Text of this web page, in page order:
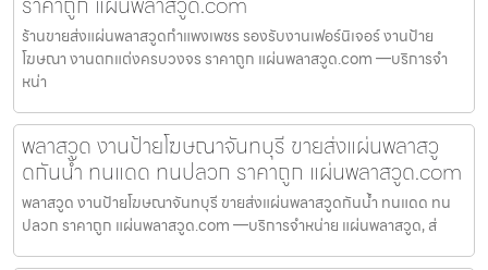
ร้านขายส่งแผ่นพลาสวูดกำแพงเพชร รองรับงานเฟอร์นิเจอร์ งานป้าย
โฆษณา งานตกแต่งครบวงจร ราคาถูก แผ่นพลาสวูด.com —บริการจำ
หน่า
พลาสวูด งานป้ายโฆษณาจันทบุรี ขายส่งแผ่นพลาสวู
ดกันน้ำ ทนแดด ทนปลวก ราคาถูก แผ่นพลาสวูด.com
พลาสวูด งานป้ายโฆษณาจันทบุรี ขายส่งแผ่นพลาสวูดกันน้ำ ทนแดด ทน
ปลวก ราคาถูก แผ่นพลาสวูด.com —บริการจำหน่าย แผ่นพลาสวูด, ส่